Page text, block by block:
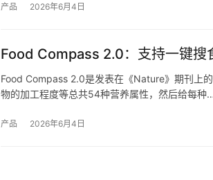
产品 2026年6月4日
Food Compass 2.0：支持一键搜
Food Compass 2.0是发表在《Nature》期刊上
物的加工程度等总共54种营养属性，然后给每种
产品 2026年6月4日